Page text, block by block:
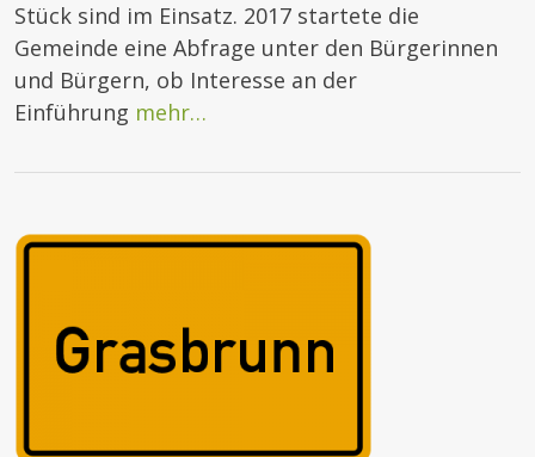
Stück sind im Einsatz. 2017 startete die
Gemeinde eine Abfrage unter den Bürgerinnen
und Bürgern, ob Interesse an der
Einführung mehr…